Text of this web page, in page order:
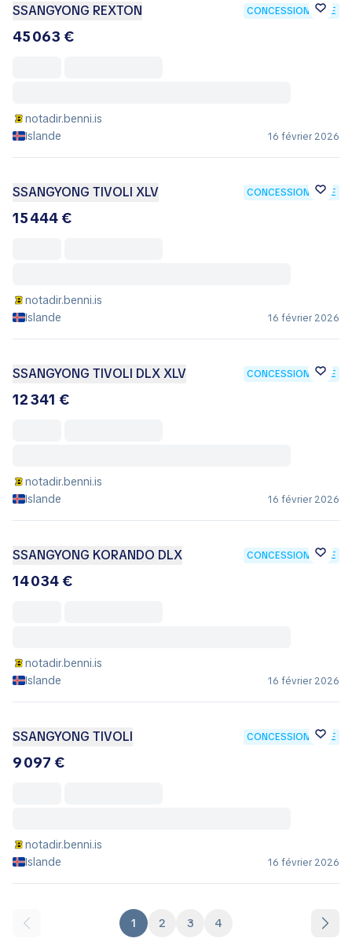
SSANGYONG REXTON CONCESSIONNAIRE
45 063 €
notadir.benni.is
Islande
16 février 2026
SSANGYONG TIVOLI XLV CONCESSIONNAIRE
15 444 €
notadir.benni.is
Islande
16 février 2026
SSANGYONG TIVOLI DLX XLV CONCESSIONNAIRE
12 341 €
notadir.benni.is
Islande
16 février 2026
SSANGYONG KORANDO DLX CONCESSIONNAIRE
14 034 €
notadir.benni.is
Islande
16 février 2026
SSANGYONG TIVOLI CONCESSIONNAIRE
9 097 €
notadir.benni.is
Islande
16 février 2026
1 2 3 4